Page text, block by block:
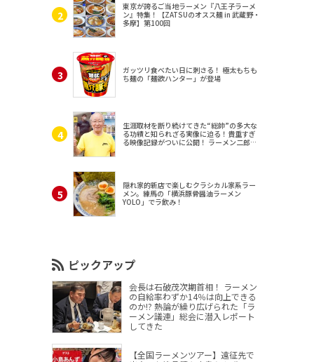
東京が誇るご当地ラーメン『八王子ラーメ
ン』特集！【ZATSUのオスス麺 in 武蔵野・
多摩】第100回
ガッツリ食べたい日に刺さる！ 極太もちも
ち麺の「麺欲ハンター」が登場
生涯取材を断り続けてきた“総帥”の多大な
る功績と知られざる実像に迫る！貴重すぎ
る映像記録がついに公開！ ラーメン二郎
隠れ家的新店で楽しむクラシカル家系ラー
メン。練馬の「横浜豚骨醤油ラーメン
YOLO」でラ飲み！
ピックアップ
会長は石破茂次期首相！ ラーメン
の自給率わずか14％は向上できる
のか!? 熱論が繰り広げられた「ラ
ーメン議連」総会に潜入レポート
してきた
【全国ラーメンツアー】遠征先で